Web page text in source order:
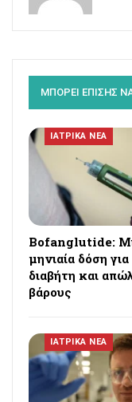
ΜΠΟΡΕΙ ΕΠΙΣΗΣ
ΙΑΤΡΙΚΑ ΝΕΑ
Bofanglutide:
μηνιαία δόση για
διαβήτη και
βάρους
ΙΑΤΡΙΚΑ ΝΕΑ